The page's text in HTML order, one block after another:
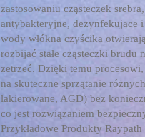
zastosowaniu cząsteczek
antybakteryjne, dezynfekujące
wody włókna czyścika
rozbijać stałe cząsteczki brudu
zetrzeć. Dzięki temu
na skuteczne sprzątanie
lakierowane, AGD) bez
co jest rozwiązaniem
Przykładowe Produkty Raypath